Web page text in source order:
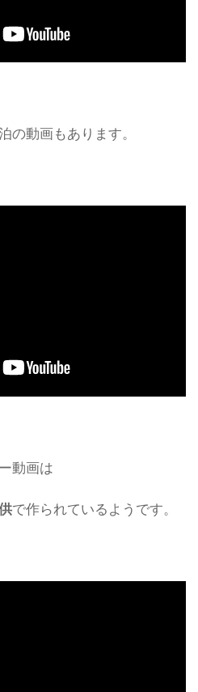
の動画もあります。
動画は
で作られているようです。